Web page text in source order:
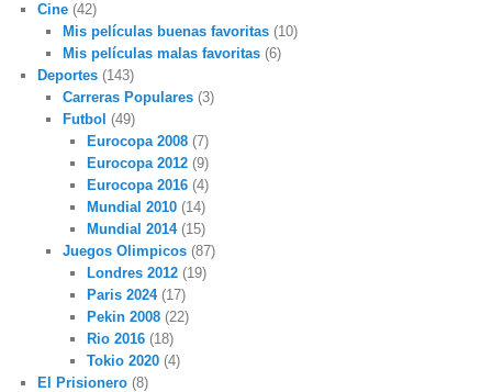
Cine (42)
Mis películas buenas favoritas(10)
Mis películas malas favoritas(6)
Deportes (143)
Carreras Populares(3)
Futbol (49)
Eurocopa 2008 (7)
Eurocopa 2012 (9)
Eurocopa 2016 (4)
Mundial 2010 (14)
Mundial 2014(15)
Juegos Olimpicos(87)
Londres 2012 (19)
Paris 2024(17)
Pekin 2008 (22)
Rio 2016 (18)
Tokio 2020 (4)
El Prisionero (8)